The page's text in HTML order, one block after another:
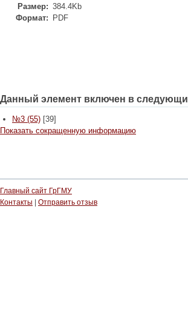
Размер: 384.4Kb
Формат:
PDF
Данный элемент включен в
№3 (55) [39]
Показать сокращенную информацию
Главный сайт ГрГМУ
Контакты
Отправить отзыв